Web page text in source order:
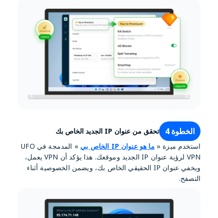
الخطوة 4
تحقق من عنوان IP الجديد الخاص بك
استخدم ميزة « ما هو عنوان IP الخاص بي
» المدمجة في UFO
VPN لرؤية عنوان IP الجديد وموقعك. هذا يؤكد أن VPN يعمل،
ويخفي عنوان IP الحقيقي الخاص بك، ويضمن الخصوصية أثناء
التصفح.